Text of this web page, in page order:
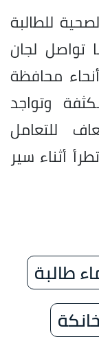
للطالبة
تواصل لجان
محافظة
وتواجد
للتعامل
أثناء سير
طالبة